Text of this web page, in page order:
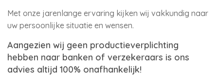
Met onze jarenlange ervaring kijken wij vakkundig naar
uw persoonlijke situatie en wensen.
Aangezien wij geen productieverplichting
hebben naar banken of verzekeraars is ons
advies altijd 100% onafhankelijk!